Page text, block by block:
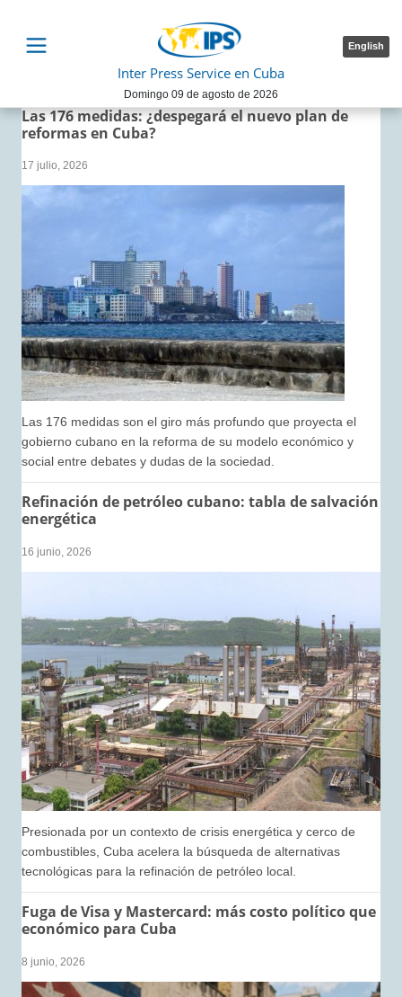
English
Inter Press Service en Cuba
Domingo 09 de agosto de 2026
Las 176 medidas: ¿despegará el nuevo plan de
reformas en Cuba?
17 julio, 2026
Las 176 medidas son el giro más profundo que proyecta el
gobierno cubano en la reforma de su modelo económico y
social entre debates y dudas de la sociedad.
Refinación de petróleo cubano: tabla de salvación
energética
16 junio, 2026
Presionada por un contexto de crisis energética y cerco de
combustibles, Cuba acelera la búsqueda de alternativas
tecnológicas para la refinación de petróleo local.
Fuga de Visa y Mastercard: más costo político que
económico para Cuba
8 junio, 2026